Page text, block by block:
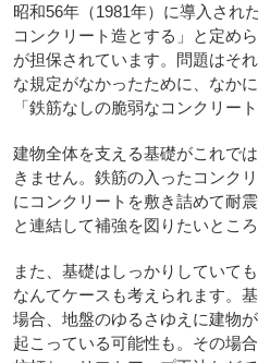
昭和56年（1981年）に導入され
コンクリート造とする」と定め
が担保されています。問題はそ
な規定がなかったために、なか
「鉄筋なしの脆弱なコンクリー
建物全体を支える基礎がこれで
きません。鉄筋の入ったコンク
にコンクリートを敷き詰めて耐
と連結して補強を図りたいところ
また、基礎はしっかりしていて
なんてケースも考えられます。
場合、地盤のゆるさゆえに建物
起こっている可能性も。その場